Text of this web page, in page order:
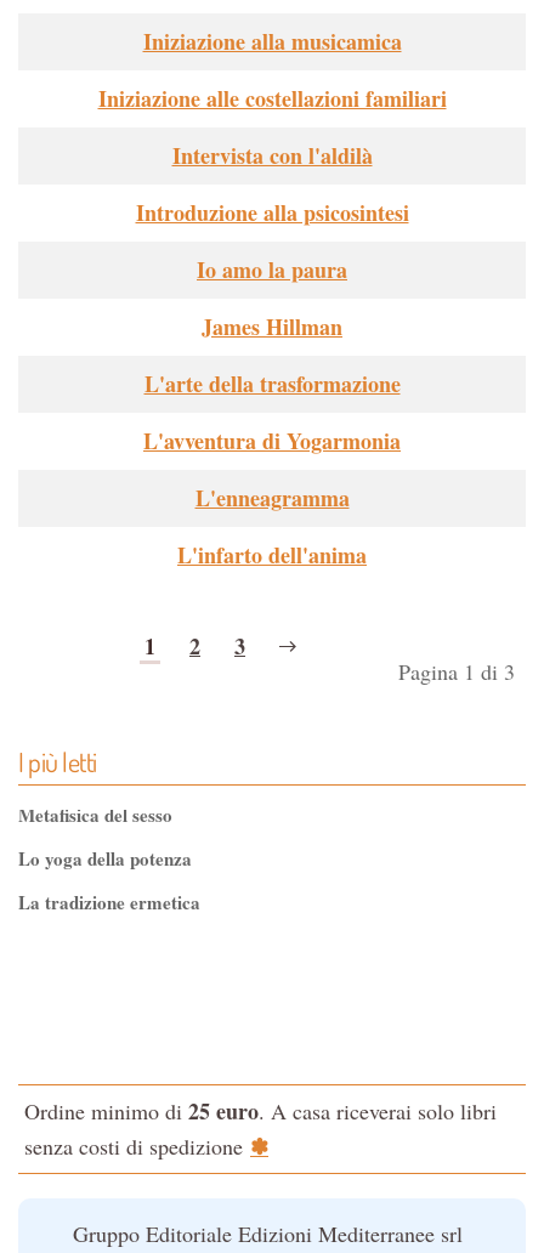
Iniziazione alla musicamica
Iniziazione alle costellazioni familiari
Intervista con l'aldilà
Introduzione alla psicosintesi
Io amo la paura
James Hillman
L'arte della trasformazione
L'avventura di Yogarmonia
L'enneagramma
L'infarto dell'anima
Pagina 1 di 3
1 2 3
I più letti
Metafisica del sesso
Lo yoga della potenza
La tradizione ermetica
La Cabala
Il potere del serpente
Ordine minimo di 25 euro. A casa riceverai solo libri
senza costi di spedizione ✽
Gruppo Editoriale Edizioni Mediterranee srl